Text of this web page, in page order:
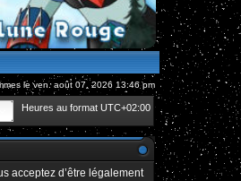
le ven. août 07, 2026 13:46 pm
Heures au format UTC+02:00
acceptez d’être légalement